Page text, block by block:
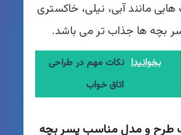
مانند آبی، نیلی، خاکستری
بچه ها جذاب تر می باشد.
بخوانید! نکات مهم در طراحی
اتاق خواب
طرح و مدل مناسب پسر بچه